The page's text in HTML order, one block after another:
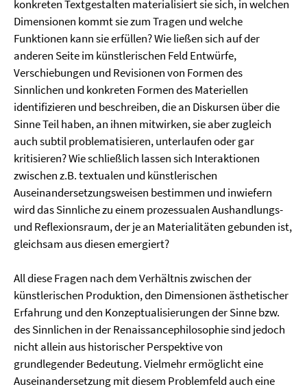
konkreten Textgestalten materialisiert sie sich, in welchen
Dimensionen kommt sie zum Tragen und welche
Funktionen kann sie erfüllen? Wie ließen sich auf der
anderen Seite im künstlerischen Feld Entwürfe,
Verschiebungen und Revisionen von Formen des
Sinnlichen und konkreten Formen des Materiellen
identifizieren und beschreiben, die an Diskursen über die
Sinne Teil haben, an ihnen mitwirken, sie aber zugleich
auch subtil problematisieren, unterlaufen oder gar
kritisieren? Wie schließlich lassen sich Interaktionen
zwischen z.B. textualen und künstlerischen
Auseinandersetzungsweisen bestimmen und inwiefern
wird das Sinnliche zu einem prozessualen Aushandlungs-
und Reflexionsraum, der je an Materialitäten gebunden ist,
gleichsam aus diesen emergiert?
All diese Fragen nach dem Verhältnis zwischen der
künstlerischen Produktion, den Dimensionen ästhetischer
Erfahrung und den Konzeptualisierungen der Sinne bzw.
des Sinnlichen in der Renaissancephilosophie sind jedoch
nicht allein aus historischer Perspektive von
grundlegender Bedeutung. Vielmehr ermöglicht eine
Auseinandersetzung mit diesem Problemfeld auch eine